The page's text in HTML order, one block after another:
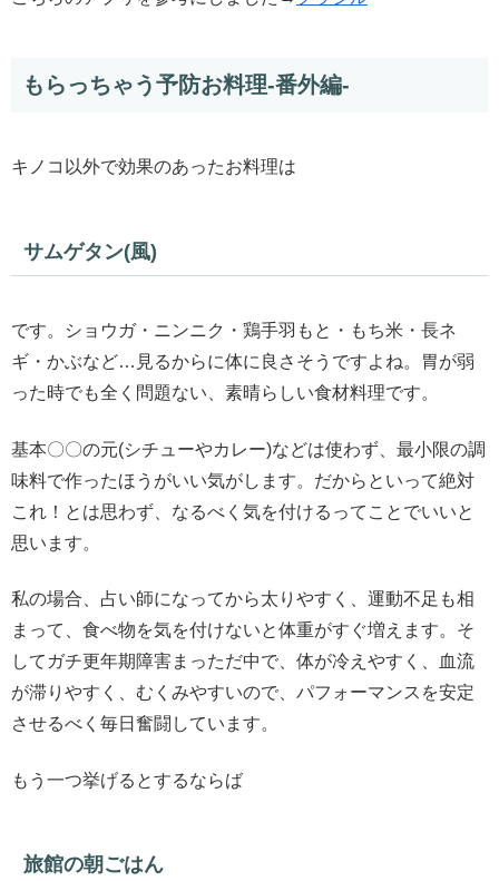
もらっちゃう予防お料理-番外編-
キノコ以外で効果のあったお料理は
サムゲタン(風)
です。ショウガ・ニンニク・鶏手羽もと・もち米・長ネ
ギ・かぶなど…見るからに体に良さそうですよね。胃が弱
った時でも全く問題ない、素晴らしい食材料理です。
基本〇〇の元(シチューやカレー)などは使わず、最小限の調
味料で作ったほうがいい気がします。だからといって絶対
これ！とは思わず、なるべく気を付けるってことでいいと
思います。
私の場合、占い師になってから太りやすく、運動不足も相
まって、食べ物を気を付けないと体重がすぐ増えます。そ
してガチ更年期障害まっただ中で、体が冷えやすく、血流
が滞りやすく、むくみやすいので、パフォーマンスを安定
させるべく毎日奮闘しています。
もう一つ挙げるとするならば
旅館の朝ごはん